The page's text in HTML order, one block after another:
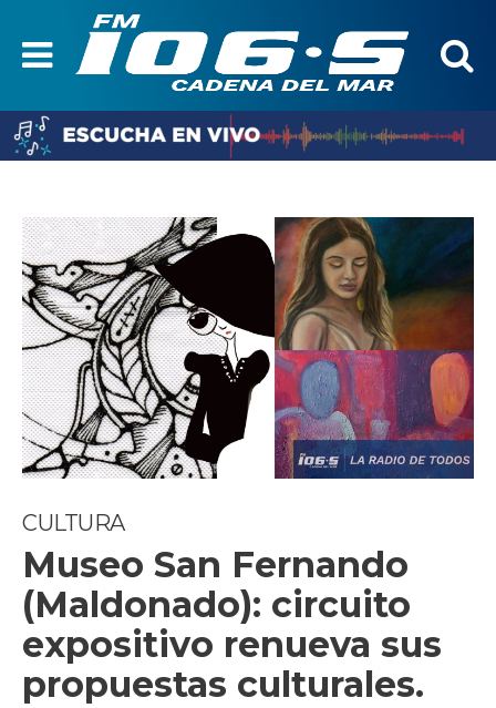
CULTURA
Museo San Fernando
(Maldonado): circuito
expositivo renueva sus
propuestas culturales.